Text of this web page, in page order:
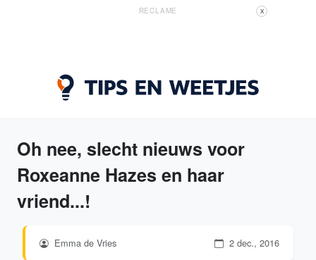
RECLAME X
Oh nee, slecht nieuws voor
Roxeanne Hazes en haar
vriend...!
Emma de Vries 2 dec., 2016